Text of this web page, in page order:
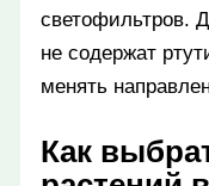
светофильтров.
не содержат
менять
Как